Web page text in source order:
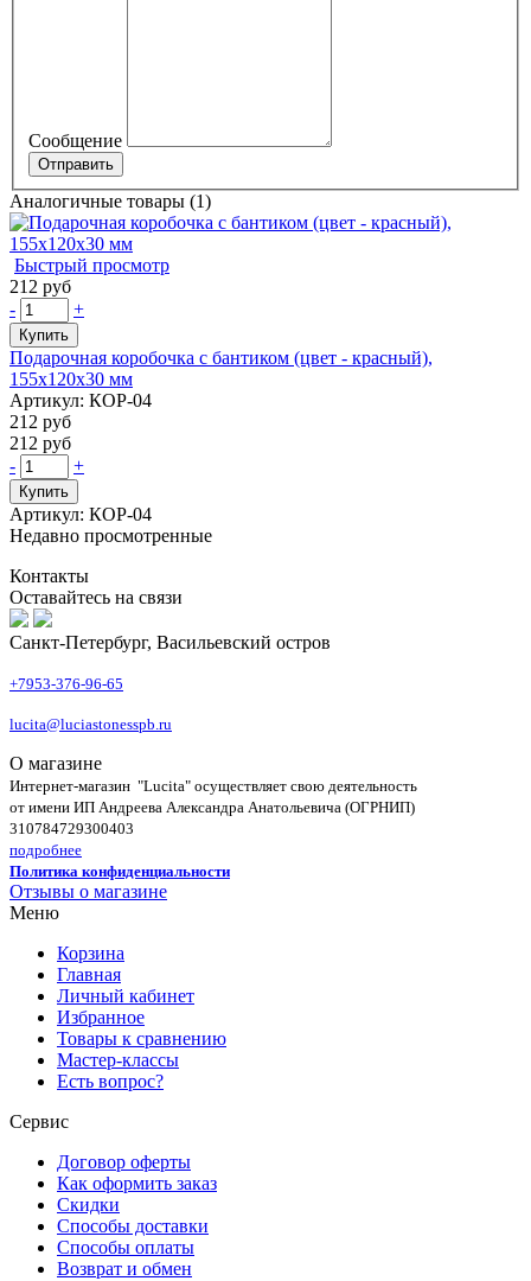
Сообщение
Аналогичные товары (1)
Быстрый просмотр
212 руб
-
+
Купить
Подарочная коробочка с бантиком (цвет - красный),
155х120х30 мм
Артикул: КОР-04
212 руб
212 руб
-
+
Купить
Артикул: КОР-04
Недавно просмотренные
Контакты
Оставайтесь на связи
Санкт-Петербург, Васильевский остров
+7953-376-96-65
lucita@luciastonesspb.ru
О магазине
Интернет-магазин "Lucita" осуществляет свою деятельность
от имени ИП Андреева Александра Анатольевича (ОГРНИП)
310784729300403
подробнее
Политика конфиденциальности
Отзывы о магазине
Меню
Корзина
Главная
Личный кабинет
Избранное
Товары к сравнению
Мастер-классы
Есть вопрос?
Сервис
Договор оферты
Как оформить заказ
Скидки
Способы доставки
Способы оплаты
Возврат и обмен